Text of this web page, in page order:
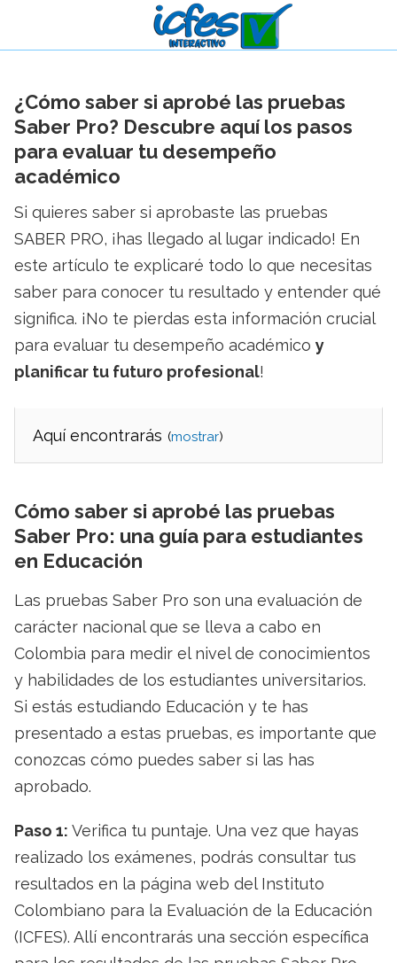
¿Cómo saber si aprobé las pruebas
Saber Pro? Descubre aquí los pasos
para evaluar tu desempeño
académico
Si quieres saber si aprobaste las pruebas
SABER PRO, ¡has llegado al lugar indicado! En
este artículo te explicaré todo lo que necesitas
saber para conocer tu resultado y entender qué
significa. ¡No te pierdas esta información crucial
para evaluar tu desempeño académico y
planificar tu futuro profesional!
Aquí encontrarás ( )
Cómo saber si aprobé las pruebas
Saber Pro: una guía para estudiantes
en Educación
Las pruebas Saber Pro son una evaluación de
carácter nacional que se lleva a cabo en
Colombia para medir el nivel de conocimientos
y habilidades de los estudiantes universitarios.
Si estás estudiando Educación y te has
presentado a estas pruebas, es importante que
conozcas cómo puedes saber si las has
aprobado.
Paso 1: Verifica tu puntaje. Una vez que hayas
realizado los exámenes, podrás consultar tus
resultados en la página web del Instituto
Colombiano para la Evaluación de la Educación
(ICFES). Allí encontrarás una sección específica